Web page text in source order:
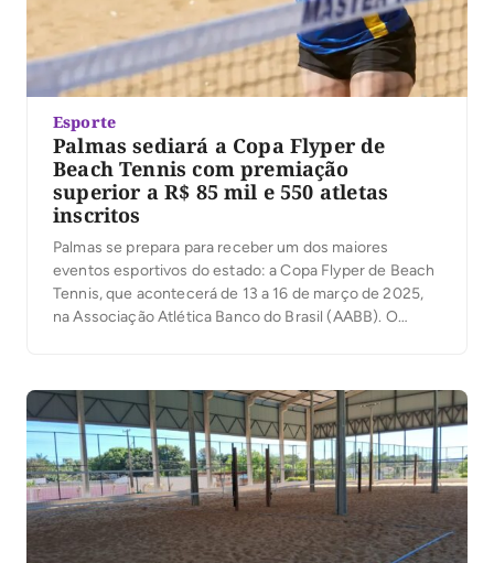
Esporte
Palmas sediará a Copa Flyper de
Beach Tennis com premiação
superior a R$ 85 mil e 550 atletas
inscritos
Palmas se prepara para receber um dos maiores
eventos esportivos do estado: a Copa Flyper de Beach
Tennis, que acontecerá de 13 a 16 de março de 2025,
na Associação Atlética Banco do Brasil (AABB). O
Pará, Maranhão e Pernambuco, e […]